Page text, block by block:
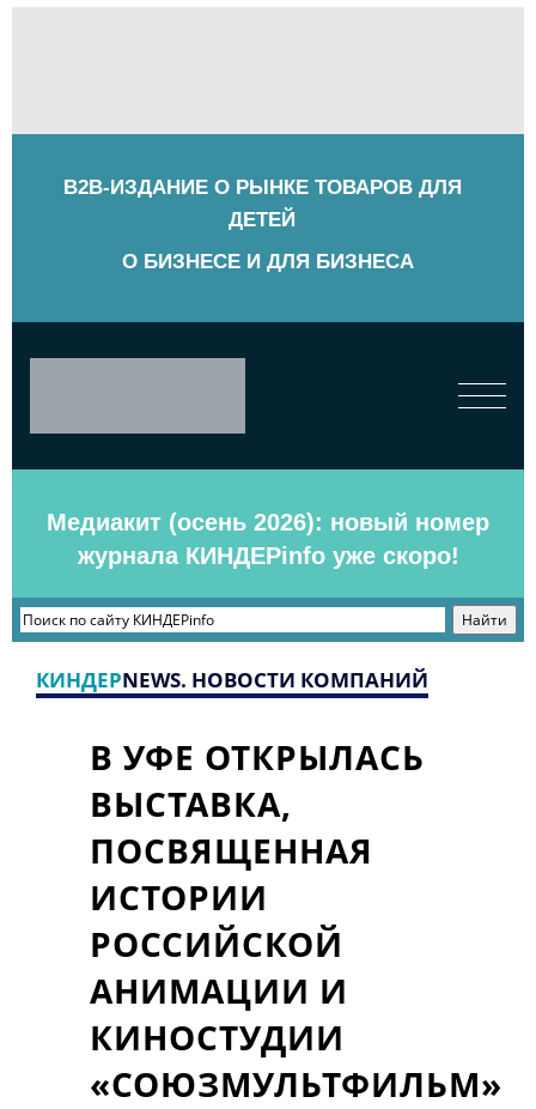
B2B-ИЗДАНИЕ О РЫНКЕ ТОВАРОВ ДЛЯ
ДЕТЕЙ
О БИЗНЕСЕ И ДЛЯ БИЗНЕСА
Медиакит (осень 2026): новый номер
журнала КИНДЕРinfo уже скоро!
КИНДЕРNEWS. НОВОСТИ КОМПАНИЙ
В УФЕ ОТКРЫЛАСЬ
ВЫСТАВКА,
ПОСВЯЩЕННАЯ
ИСТОРИИ
РОССИЙСКОЙ
АНИМАЦИИ И
КИНОСТУДИИ
«СОЮЗМУЛЬТФИЛЬМ»